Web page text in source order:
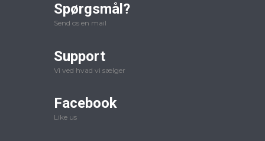
Spørgsmål?
Send os en mail
Support
Vi ved hvad vi sælger
Facebook
Like us